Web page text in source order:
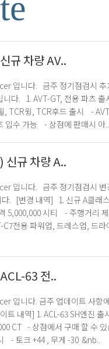
규 차량 AV..
출시 - R클
으로 차량키 및 파츠 입수 가능 - 상점에 판매시 아..
규 차량 A..
차량
63 전..
ACL-63 FA엔진 출시 - 토크 +44 , 무게 -30 &nb..